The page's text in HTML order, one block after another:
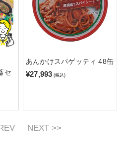
セ
あんかけスパゲッティ 48缶
¥27,993 (税込)
NEXT >>